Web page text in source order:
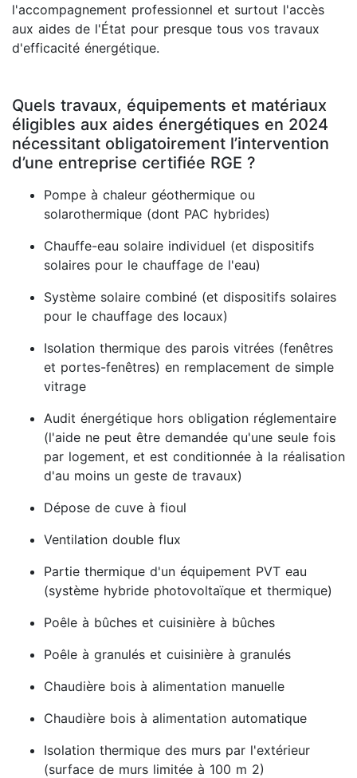
l'accompagnement professionnel et surtout l'accès
aux aides de l'État pour presque tous vos travaux
d'efficacité énergétique.
Quels travaux, équipements et matériaux
éligibles aux aides énergétiques en 2024
nécessitant obligatoirement l’intervention
d’une entreprise certifiée RGE ?
Pompe à chaleur géothermique ou
solarothermique (dont PAC hybrides)
Chauffe-eau solaire individuel (et dispositifs
solaires pour le chauffage de l'eau)
Système solaire combiné (et dispositifs solaires
pour le chauffage des locaux)
Isolation thermique des parois vitrées (fenêtres
et portes-fenêtres) en remplacement de simple
vitrage
Audit énergétique hors obligation réglementaire
(l'aide ne peut être demandée qu'une seule fois
par logement, et est conditionnée à la réalisation
d'au moins un geste de travaux)
Dépose de cuve à fioul
Ventilation double flux
Partie thermique d'un équipement PVT eau
(système hybride photovoltaïque et thermique)
Poêle à bûches et cuisinière à bûches
Poêle à granulés et cuisinière à granulés
Chaudière bois à alimentation manuelle
Chaudière bois à alimentation automatique
Isolation thermique des murs par l'extérieur
(surface de murs limitée à 100 m 2)